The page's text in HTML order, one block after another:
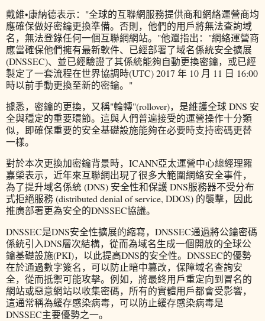
戴維•康納德表示："全球的互聯網服務提供商和網絡運營商均
應確保做好密鑰更換準備。否則，他們的用戶將無法查詢域
名，無法登錄任何一個互聯網網站。"他還指出："網絡運營商
應當確保他們擁有最新軟件、已經部署了域名係統安全擴展
(DNSSEC)、並已經驗證了其係統能夠自動更換密鑰，或已經
製定了一套流程在世界協調時(UTC) 2017 年 10 月 11 日 16:00
時以前手動更換至新的密鑰。"
據悉，密鑰的更換，又稱"輪轉"(rollover)，是維護全球 DNS 安
全與穩定的重要環節。這與人們普遍接受的運營操作十分類
似，即確保重要的安全基礎設施能夠在必要時支持密碼更替
一樣。
對於本次更換加密鑰背景時，ICANN亞太運營中心總經理羅
嘉榮表示，近年來互聯網出現了很多大範圍網絡安全事件，
為了提升域名係統 (DNS) 安全性和保護 DNS服務器不受分布
式拒絕服務 (distributed denial of service, DDOS) 的襲擊，因此
推廣部署更為安全的DNSSEC協議。
DNSSEC是DNS安全性擴展的縮寫，DNSSEC通過將公鑰密碼
係統引入DNS層次結構，從而為域名生成一個開放的全球公
鑰基礎設施(PKI)，以此提高DNS的安全性。DNSSEC的優勢
在於通過數字簽名，可以防止暗中篡改，保障域名查詢安
全，從而抵禦可能攻擊。例如，將最終用戶重定向到冒名的
網站或惡意網站以收集密碼，所有的實體用戶都會受影響，
這通常稱為緩存感染病毒，可以防止緩存感染病毒是
DNSSEC主要優勢之一。